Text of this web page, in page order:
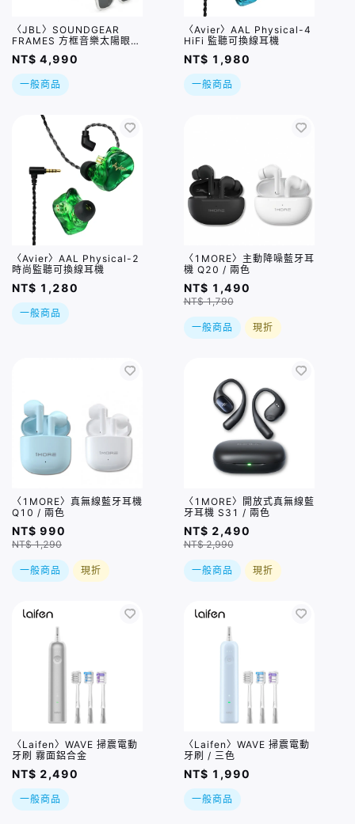
〈JBL〉SOUNDGEAR
FRAMES 方框音樂太陽眼鏡
/ 三色
NT$ 4,990
一般商品
〈Avier〉AAL Physical-4
HiFi 監聽可換線耳機
NT$ 1,980
一般商品
〈Avier〉AAL Physical-2
時尚監聽可換線耳機
NT$ 1,280
一般商品
〈1MORE〉主動降噪藍牙耳
機 Q20 / 兩色
NT$ 1,490
NT$ 1,790
一般商品 現折
〈1MORE〉真無線藍牙耳機
Q10 / 兩色
NT$ 990
NT$ 1,290
一般商品 現折
〈1MORE〉開放式真無線藍
牙耳機 S31 / 兩色
NT$ 2,490
NT$ 2,990
一般商品 現折
〈Laifen〉WAVE 掃震電動
牙刷 霧面鋁合金
NT$ 2,490
一般商品
〈Laifen〉WAVE 掃震電動
牙刷 / 三色
NT$ 1,990
一般商品